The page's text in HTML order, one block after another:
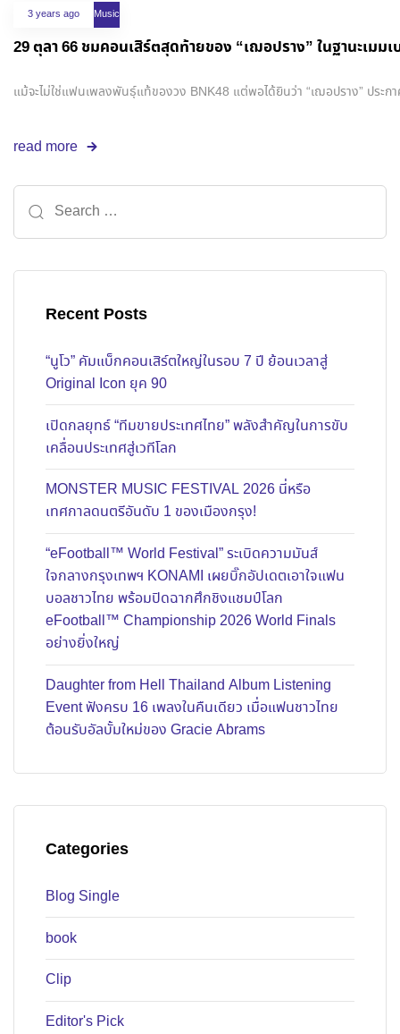
3 years ago
Tags
Music
29 ตุลา 66 ชมคอนเสิร์ตสุดท้ายของ “เฌอปราง” ในฐานะเมม
แม้จะไม่ใช่แฟนเพลงพันธุ์แท้ของวง BNK48 แต่พอได้ยินว่า “เฌอปราง” ประก
read more
Search for:
Recent Posts
“นูโว” คัมแบ็กคอนเสิร์ตใหญ่ในรอบ 7 ปี ย้อนเวลาสู่
Original Icon ยุค 90
เปิดกลยุทธ์ “ทีมขายประเทศไทย” พลังสำคัญในการขับ
เคลื่อนประเทศสู่เวทีโลก
MONSTER MUSIC FESTIVAL 2026 นี่หรือ
เทศกาลดนตรีอันดับ 1 ของเมืองกรุง!
“eFootball™ World Festival” ระเบิดความมันส์
ใจกลางกรุงเทพฯ KONAMI เผยบิ๊กอัปเดตเอาใจแฟน
บอลชาวไทย พร้อมปิดฉากศึกชิงแชมป์โลก
eFootball™ Championship 2026 World Finals
อย่างยิ่งใหญ่
Daughter from Hell Thailand Album Listening
Event ฟังครบ 16 เพลงในคืนเดียว เมื่อแฟนชาวไทย
ต้อนรับอัลบั้มใหม่ของ Gracie Abrams
Categories
Blog Single
book
Clip
Editor's Pick